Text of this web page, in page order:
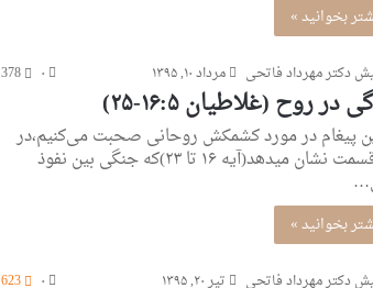
بخوانید »
دکتر مهرداد فاتحی مرداد ۱۰, ۱۳۹۵ ۰ 378
در روح (غلاطیان ۱۶:۵-۲۵)
پیغام در مورد کشمکش روحانی صحبت می‌کنیم،در
این قسمت نشان میدهد(آیه ۱۶ تا ۲۳)که جنگی بین نفوذ
بخوانید »
دکتر مهرداد فاتحی تیر ۲۰, ۱۳۹۵ ۰ 623